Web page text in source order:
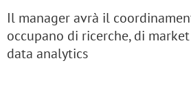
Il manager avrà il
occupano di ricerche, di
data analytics